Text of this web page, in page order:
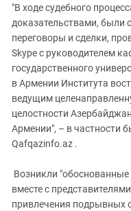
"В ходе судебного
доказательствами, были
переговоры и сделки,
Skype с руководителем
государственного
в Армении Института
ведущим
целостности
Армении", – в частности
Qafqazinfo.az .
Возникли
вместе с
привлечения подрывных